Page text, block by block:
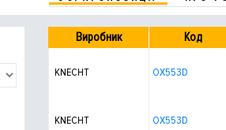
Виробник Код
KNECHT OX553D
KNECHT OX553D